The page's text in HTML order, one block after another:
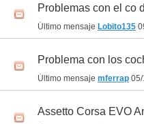
Problemas con el co
Último mensaje Lobito135
Problema con los
Último mensaje mferrap
Assetto Corsa EVO